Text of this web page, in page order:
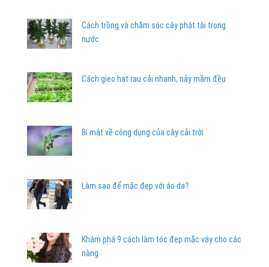
Cách trồng và chăm sóc cây phát tài trong
nước
Cách gieo hạt rau cải nhanh, nảy mầm đều
Bí mật về công dụng của cây cải trời
Làm sao để mặc đẹp với áo da?
Khám phá 9 cách làm tóc đẹp mặc váy cho các
nàng